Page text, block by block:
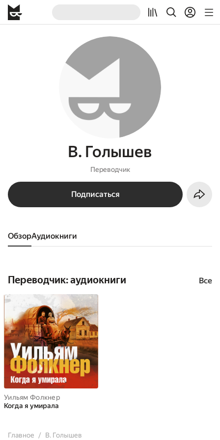
В. Голышев
Переводчик
Подписаться
Обзор аудиокниги
Переводчик: аудиокниги Все
Уильям Фолкнер
Когда я умирала
Главное В. Голышев